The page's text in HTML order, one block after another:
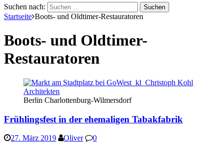
Suchen nach:
Startseite Boots- und Oldtimer-Restauratoren
Boots- und Oldtimer-
Restauratoren
Berlin Charlottenburg-Wilmersdorf
Frühlingsfest in der ehemaligen Tabakfabrik
27. März 2019 Oliver
0